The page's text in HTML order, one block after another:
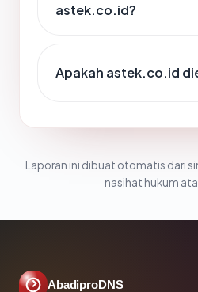
astek.co.id?
Apakah astek.co.id
Laporan ini dibuat otomatis dari
nasihat hukum
AbadiproDNS